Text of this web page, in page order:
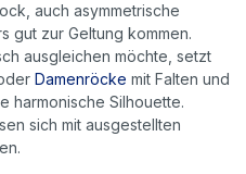
auch asymmetrische
gut zur Geltung kommen.
ausgleichen möchte, setzt
Damenröcke mit Falten und
harmonische Silhouette.
sich mit ausgestellten